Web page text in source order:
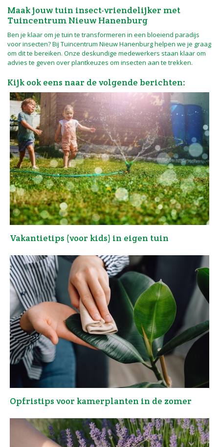
Maak jouw tuin insect-vriendelijker met
Tuincentrum Nieuw Hanenburg
Ben je klaar om je tuin te transformeren in een bloeiend paradijs
voor insecten? Bij Tuincentrum Nieuw Hanenburg helpen we je graag
om dit te bereiken. Onze deskundige medewerkers staan klaar om
advies te geven over plantkeuzes om insecten aan te trekken.
Kijk ook eens naar de volgende berichten:
Vakantietips (voor kids) in eigen tuin
Opfristips voor kamerplanten in de zomer